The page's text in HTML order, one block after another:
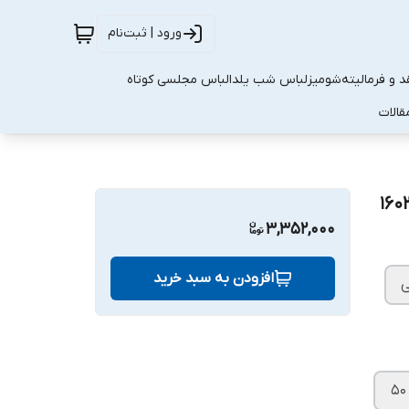
ورود | ثبت‌نام
و فرمالیتهشومیزلباس شب یلدالباس مجلسی کوتاه
۵۰
3,352,000
افزودن به سبد خرید